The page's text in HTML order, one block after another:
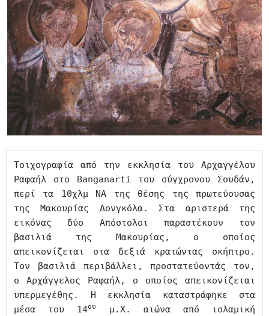
Τοιχογραφία από την εκκλησία του Αρχαγγέλου
Ραφαήλ στο Banganarti του σύγχρονου Σουδάν,
περί τα 10χλμ ΝΑ της θέσης της πρωτεύουσας
της Μακουρίας Δονγκόλα. Στα αριστερά της
εικόνας δύο Απόστολοι παραστέκουν τον
βασιλιά της Μακουρίας, ο οποίος
απεικονίζεται στα δεξιά κρατώντας σκήπτρο.
Τον βασιλιά περιβάλλει, προστατεύοντάς τον,
ο Αρχάγγελος Ραφαήλ, ο οποίος απεικονίζεται
υπερμεγέθης. Η εκκλησία καταστράφηκε στα
μέσα του 14ου
μ.Χ. αιώνα από ισλαμική